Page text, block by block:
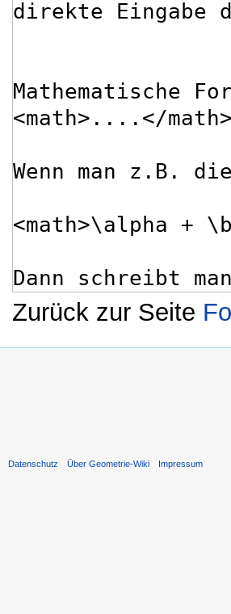
Zurück zur Seite
Datenschutz Über Geometrie-Wiki Impressum